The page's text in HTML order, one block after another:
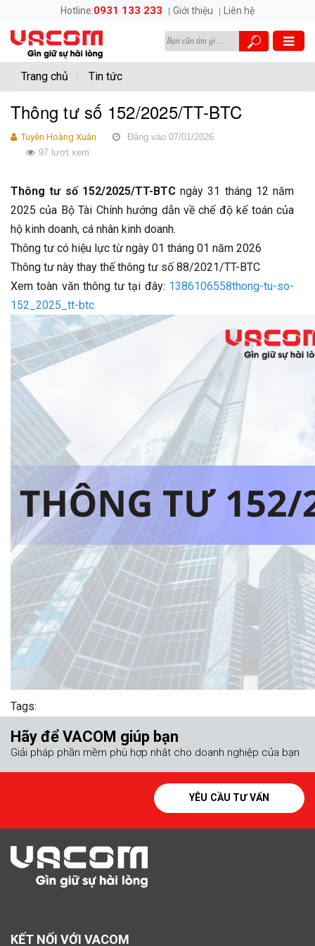
Hotline:0931 133 233 Giới thiệu Liên hệ
Trang chủ Tin tức
Thông tư số 152/2025/TT-BTC
Tuyên Hoàng Xuân
Đăng vào 07/01/2026
97 lượt xem
Thông tư số 152/2025/TT-BTC ngày 31 tháng 12 năm
2025 của Bộ Tài Chính hướng dẫn về chế độ kế toán của
hộ kinh doanh, cá nhân kinh doanh.
Thông tư có hiệu lực từ ngày 01 tháng 01 năm 2026
Thông tư này thay thế thông tư số 88/2021/TT-BTC
Xem toàn văn thông tư tại đây: 1386106558thong-tu-so-
152_2025_tt-btc
Tags:
Hãy để VACOM giúp bạn
Giải pháp phần mềm phù hợp nhât cho doanh nghiệp của bạn
YÊU CẦU TƯ VẤN
KẾT NỐI VỚI VACOM